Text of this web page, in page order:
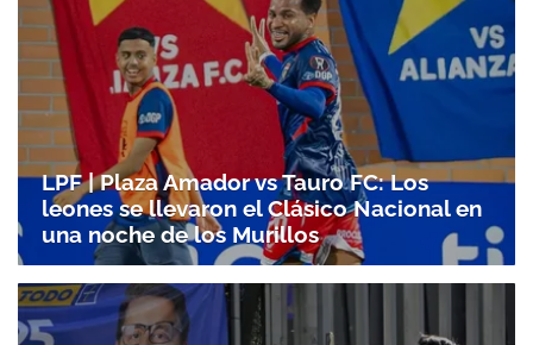
LPF | Plaza Amador vs Tauro FC: Los
leones se llevaron el Clásico Nacional en
una noche de los Murillos